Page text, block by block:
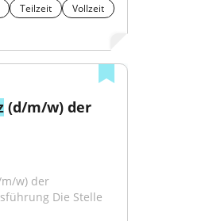
Teilzeit Vollzeit
(d/m/w) der
w) der
Die Stelle